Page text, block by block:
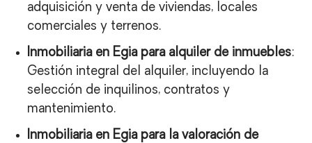
adquisición y venta de viviendas, locales
comerciales y terrenos.
Inmobiliaria en Egia para alquiler de inmuebles:
Gestión integral del alquiler, incluyendo la
selección de inquilinos, contratos y
mantenimiento.
Inmobiliaria en Egia para la valoración de